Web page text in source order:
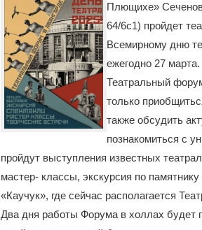
Плющихе»
64/6с1) пройдет
Всемирному дню
ежегодно 27 марта.
Театральный
только
также обсудить
познакомиться с
пройдут выступления известных
мастер- классы, экскурсия по
«Каучук», где сейчас располагается
Два дня работы Форума в холлах будет